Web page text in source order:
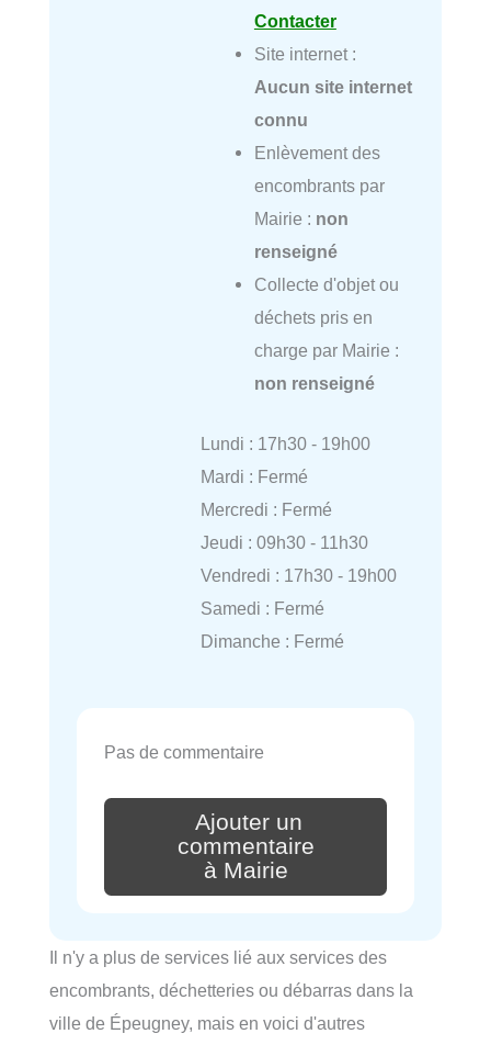
Contacter
Site internet :
Aucun site internet
connu
Enlèvement des
encombrants par
Mairie : non
renseigné
Collecte d'objet ou
déchets pris en
charge par Mairie :
non renseigné
Lundi : 17h30 - 19h00
Mardi : Fermé
Mercredi : Fermé
Jeudi : 09h30 - 11h30
Vendredi : 17h30 - 19h00
Samedi : Fermé
Dimanche : Fermé
Pas de commentaire
Ajouter un
commentaire
à Mairie
Il n'y a plus de services lié aux services des
encombrants, déchetteries ou débarras dans la
ville de Épeugney, mais en voici d'autres